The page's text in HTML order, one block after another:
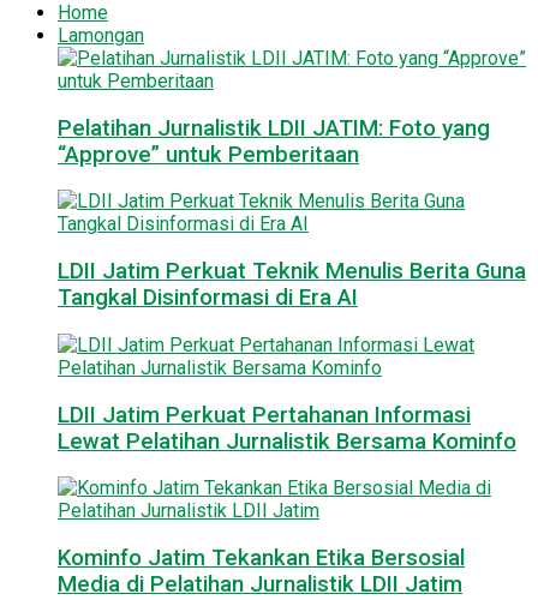
Home
Lamongan
Pelatihan Jurnalistik LDII JATIM: Foto yang
“Approve” untuk Pemberitaan
LDII Jatim Perkuat Teknik Menulis Berita Guna
Tangkal Disinformasi di Era AI
LDII Jatim Perkuat Pertahanan Informasi
Lewat Pelatihan Jurnalistik Bersama Kominfo
Kominfo Jatim Tekankan Etika Bersosial
Media di Pelatihan Jurnalistik LDII Jatim